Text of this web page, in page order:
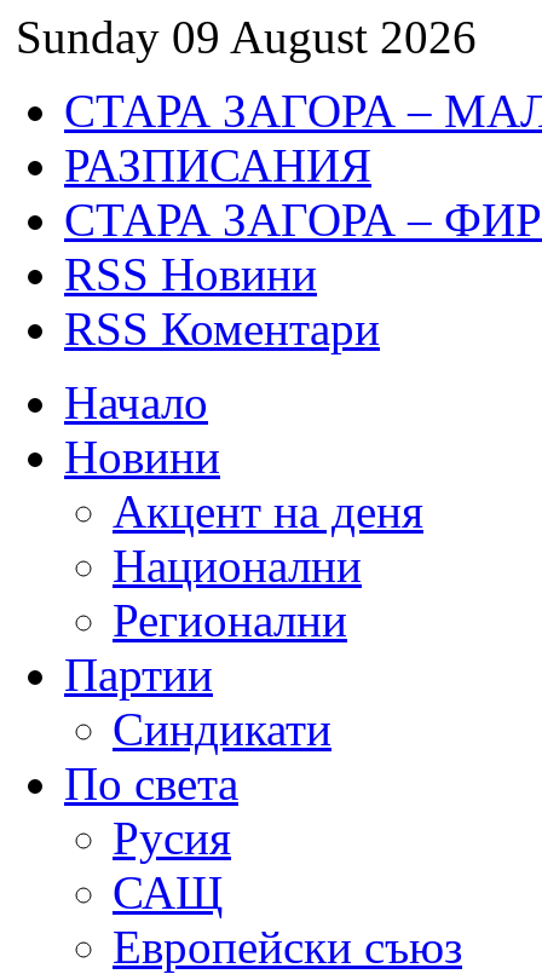
Sunday 09 August 2026
СТАРА ЗАГОРА –
РАЗПИСАНИЯ
СТАРА ЗАГОРА –
RSS Новини
RSS Коментари
Начало
Новини
Акцент на деня
Национални
Регионални
Партии
Синдикати
По света
Русия
САЩ
Европейски съюз